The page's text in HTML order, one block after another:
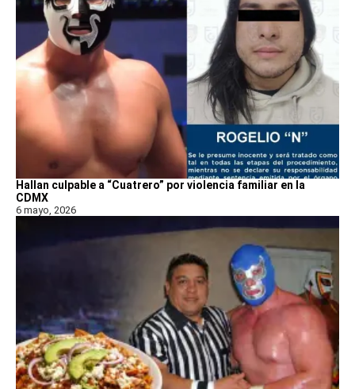
Hallan culpable a “Cuatrero” por violencia familiar en la
CDMX
6 mayo, 2026